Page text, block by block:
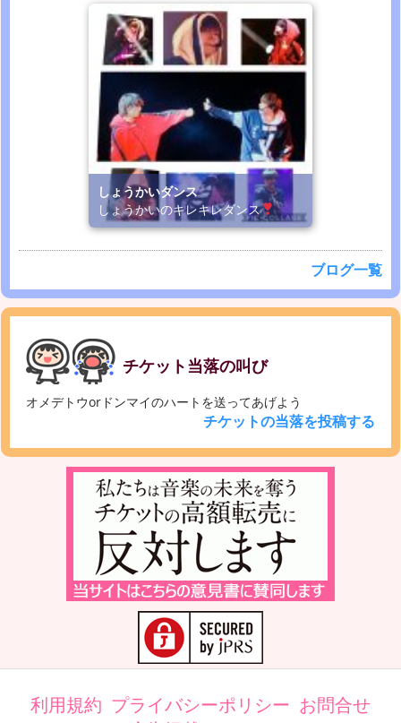
しょうかいダンス
しょうかいのキレキレダンス
ブログ一覧
チケット当落の叫び
オメデトウorドンマイのハートを送ってあげよう
チケットの当落を投稿する
利用規約 プライバシーポリシー お問合せ